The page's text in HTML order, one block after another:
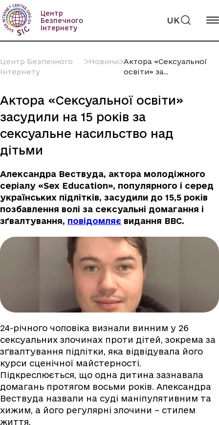
Пропустити
вміст
Центр
Безпечного
Інтернету
UK
Центр Безпечного
Інтернету
ᐳНовиниᐳАктора «Сексуальної
освіти» за...
Актора «Сексуальної освіти»
засудили на 15 років за
сексуальне насильство над
дітьми
Александра Вествуда, актора молодіжного
серіалу «Sex Education», популярного і серед
українських підлітків, засудили до 15,5 років
позбавлення волі за сексуальні домагання і
зґвалтування, повідомляє видання BBC.
24-річного чоловіка визнали винним у 26
сексуальних злочинах проти дітей, зокрема за
зґвалтування підлітки, яка відвідувала його
курси сценічної майстерності.
Підкреслюється, що одна дитина зазнавала
домагань протягом восьми років. Александра
Вествуда назвали на суді маніпулятивним та
хижим, а його регулярні злочини – стилем
життя.